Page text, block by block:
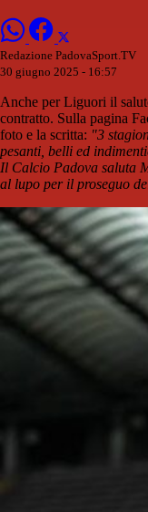
Redazione PadovaSport.TV
30 giugno 2025 - 16:57
Anche per Liguori il
contratto. Sulla pagina
foto e la scritta: "3
pesanti, belli ed
Il Calcio Padova saluta
al lupo per il proseguo